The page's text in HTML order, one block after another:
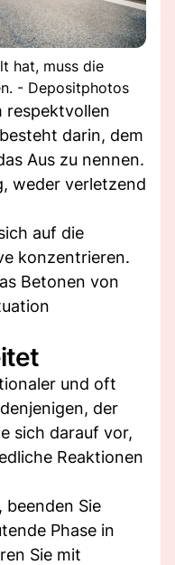
hat, muss die
- Depositphotos
respektvollen
besteht darin, dem
Aus zu nennen.
weder verletzend
auf die
konzentrieren.
Betonen von
und oft
der
sich darauf vor,
Reaktionen
beenden Sie
Phase in
Sie mit